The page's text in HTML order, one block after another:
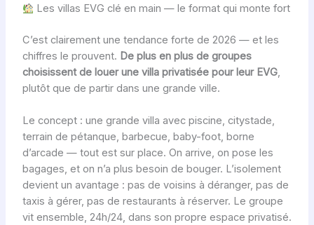
Les villas EVG clé en main — le format qui monte fort
C’est clairement une tendance forte de 2026 — et les
chiffres le prouvent. De plus en plus de groupes
choisissent de louer une villa privatisée pour leur EVG,
plutôt que de partir dans une grande ville.
Le concept : une grande villa avec piscine, citystade,
terrain de pétanque, barbecue, baby-foot, borne
d’arcade — tout est sur place. On arrive, on pose les
bagages, et on n’a plus besoin de bouger. L’isolement
devient un avantage : pas de voisins à déranger, pas de
taxis à gérer, pas de restaurants à réserver. Le groupe
vit ensemble, 24h/24, dans son propre espace privatisé.